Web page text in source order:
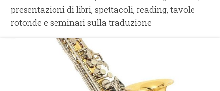
presentazioni di libri, spettacoli, reading, tavole
rotonde e seminari sulla traduzione